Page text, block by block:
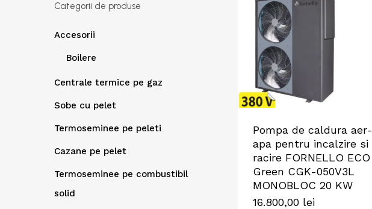
Categorii de produse
Accesorii
Boilere
Centrale termice pe gaz
Sobe cu pelet
Termoseminee pe peleti
Cazane pe pelet
Termoseminee pe combustibil
solid
Pompa de caldura aer-
apa pentru incalzire si
racire FORNELLO ECO
Green CGK-050V3L
MONOBLOC 20 KW
16.800,00 lei